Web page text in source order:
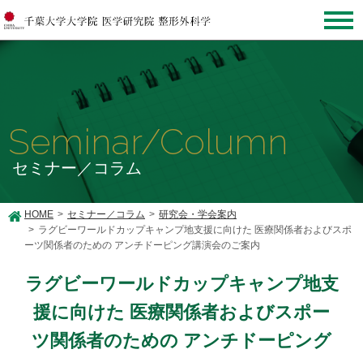
Seminar/Column
セミナー／コラム
HOME セミナー／コラム
研究会・学会案内
ラグビーワールドカップキャンプ地支援に向けた 医療関係者およびスポ
ーツ関係者のための アンチドーピング講演会のご案内
ラグビーワールドカップキャンプ地支
援に向けた 医療関係者およびスポー
ツ関係者のための アンチドーピング